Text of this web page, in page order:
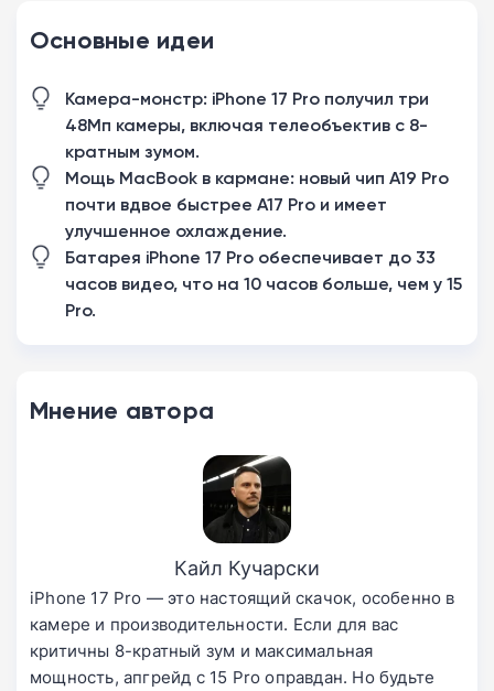
Основные идеи
Камера-монстр: iPhone 17 Pro получил три
48Мп камеры, включая телеобъектив с 8-
кратным зумом.
Мощь MacBook в кармане: новый чип A19 Pro
почти вдвое быстрее A17 Pro и имеет
улучшенное охлаждение.
Батарея iPhone 17 Pro обеспечивает до 33
часов видео, что на 10 часов больше, чем у 15
Pro.
Мнение автора
Кайл Кучарски
iPhone 17 Pro — это настоящий скачок, особенно в
камере и производительности. Если для вас
критичны 8-кратный зум и максимальная
мощность, апгрейд с 15 Pro оправдан. Но будьте